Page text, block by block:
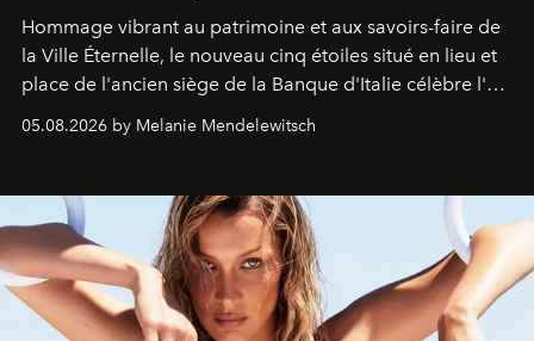
Hommage vibrant au patrimoine et aux savoirs-faire de
la Ville Éternelle, le nouveau cinq étoiles situé en lieu et
place de l'ancien siège de la Banque d'Italie célèbre l'art
05.08.2026 by Melanie Mendelewitsch